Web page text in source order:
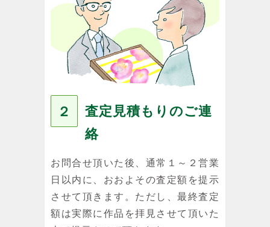
２
査定見積もりのご連
絡
お問合せ頂いた後、通常１～２営業
日以内に、おおよその査定額を提示
させて頂きます。ただし、最終査定
額は実際に作品を拝見させて頂いた